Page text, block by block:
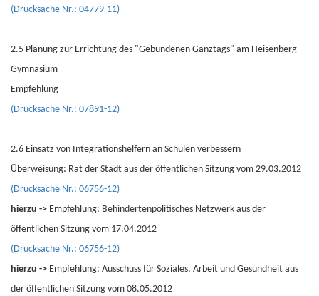
(Drucksache Nr.: 04779-11)
2.5 Planung zur Errichtung des "Gebundenen Ganztags" am Heisenberg
Gymnasium
Empfehlung
(Drucksache Nr.: 07891-12)
2.6 Einsatz von Integrationshelfern an Schulen verbessern
Überweisung: Rat der Stadt aus der öffentlichen Sitzung vom 29.03.2012
(Drucksache Nr.: 06756-12)
hierzu -> Empfehlung: Behindertenpolitisches Netzwerk aus der
öffentlichen Sitzung vom 17.04.2012
(Drucksache Nr.: 06756-12)
hierzu -> Empfehlung: Ausschuss für Soziales, Arbeit und Gesundheit aus
der öffentlichen Sitzung vom 08.05.2012